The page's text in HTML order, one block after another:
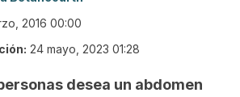
2016 00:00
24 mayo, 2023 01:28
desea un abdomen